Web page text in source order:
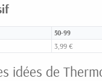
50-99
3,99 €
idées de